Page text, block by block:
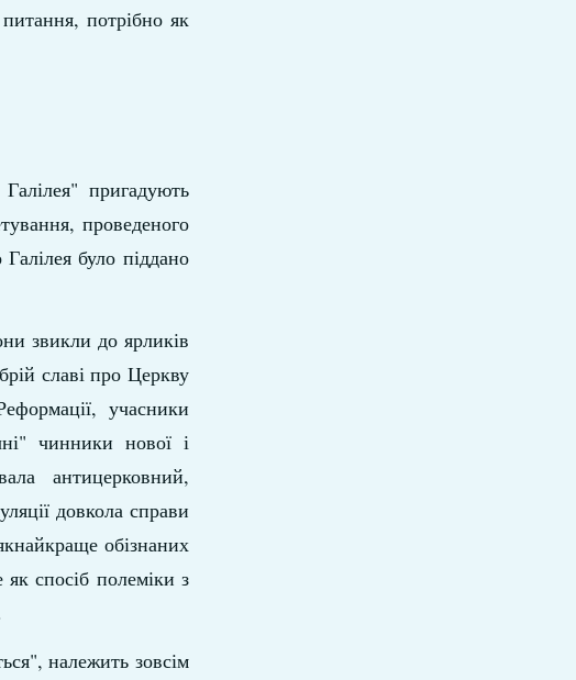
потрібно як
пригадують
проведеного
було піддано
звикли до ярликів
славі про Церкву
учасники
чинники нової і
антицерковний,
довкола справи
обізнаних
як спосіб полеміки з
належить зовсім